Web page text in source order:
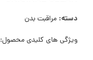
دسته: مراقبت بدن
ویژگی های کلیدی محصول: